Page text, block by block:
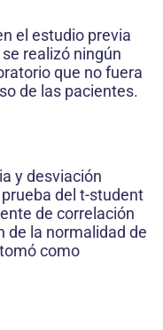
el estudio previa
realizó ningún
que no fuera
de las pacientes.
y desviación
del t-student
de correlación
de la normalidad de
como